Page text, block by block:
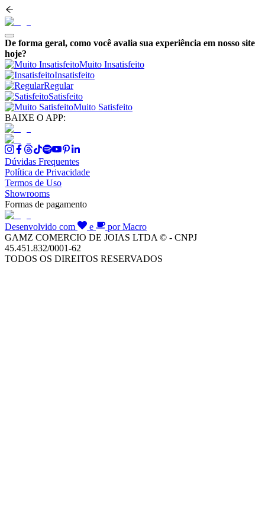
De forma geral, como você avalia sua experiência em nosso site
hoje?
Muito Insatisfeito
Insatisfeito
Regular
Satisfeito
Muito Satisfeito
BAIXE O APP:
Dúvidas Frequentes
Política de Privacidade
Termos de Uso
Showrooms
Formas de pagamento
Desenvolvido com e
por Macro
GAMZ COMERCIO DE JOIAS LTDA © - CNPJ
45.451.832/0001-62
TODOS OS DIREITOS RESERVADOS